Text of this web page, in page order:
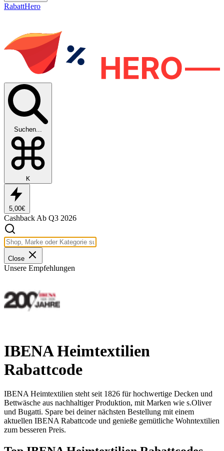
RabattHero
Suchen...
K
5,00€
CashbackAb Q3 2026
Close
Unsere Empfehlungen
IBENA Heimtextilien
Rabattcode
IBENA Heimtextilien steht seit 1826 für hochwertige Decken und
Bettwäsche aus nachhaltiger Produktion, mit Marken wie s.Oliver
und Bugatti. Spare bei deiner nächsten Bestellung mit einem
aktuellen IBENA Rabattcode und genieße gemütliche Wohntextilien
zum besseren Preis.